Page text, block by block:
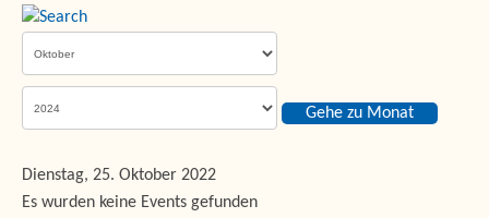
Gehe zu Monat
Dienstag, 25. Oktober 2022
Es wurden keine Events gefunden